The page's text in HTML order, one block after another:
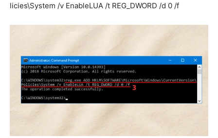
licies\System /v EnableLUA /t REG_DWORD /d 0 /f